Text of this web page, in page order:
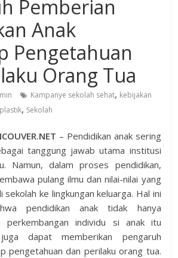
Pemberian
Anak
Pengetahuan
Orang Tua
Kampanye sekolah sehat, kebijakan
, Sekolah
– Pendidikan anak sering
tanggung jawab utama institusi
Namun, dalam proses pendidikan,
pulang ilmu dan nilai-nilai yang
ke lingkungan keluarga. Hal ini
pendidikan anak tidak hanya
perkembangan individu si anak itu
dapat memberikan pengaruh
pengetahuan dan perilaku orang tua.